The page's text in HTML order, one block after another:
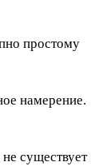
простому
намерение.
существует